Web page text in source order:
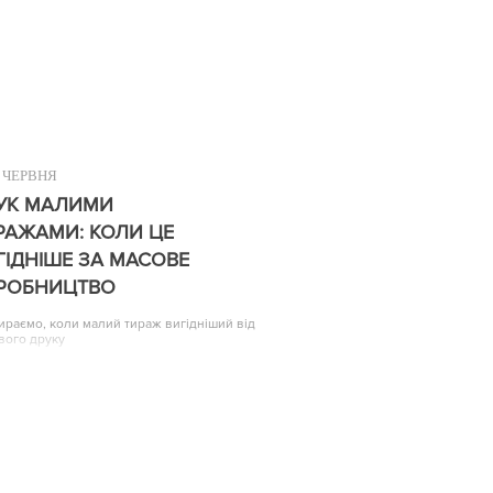
ЧЕРВНЯ
МАЛИМИ
КОЛИ ЦЕ
ЗА МАСОВЕ
коли малий тираж вигідніший від
друку